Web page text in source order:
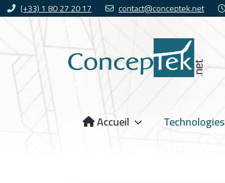
(+33) 1 80 27 20 17 contact@conceptek.net
Accueil Technologies